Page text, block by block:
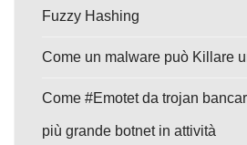
Fuzzy Hashing
Come un malware può Killare
Come #Emotet da trojan
più grande botnet in attività